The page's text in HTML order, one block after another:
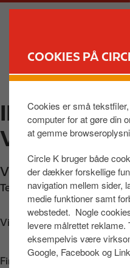
COOKIES PÅ
Cookies er små
computer for at gøre din
at gemme
Circle K bruger både
der dækker forskellige
navigation mellem sider,
medie funktioner samt
webstedet. Nogle
levere målrettet reklame.
eksempelvis være
Google, Facebook og
v
e
d
n
d
l
M
a
INGO
VIBORGVEJ
Viborgvej 100,
Telefon: +4580208088
Vis vej
Find os på: